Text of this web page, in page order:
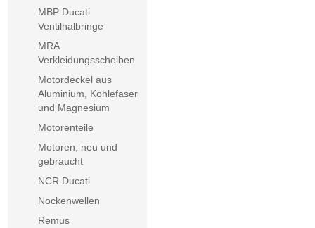
MBP Ducati
Ventilhalbringe
MRA
Verkleidungsscheiben
Motordeckel aus
Aluminium, Kohlefaser
und Magnesium
Motorenteile
Motoren, neu und
gebraucht
NCR Ducati
Nockenwellen
Remus